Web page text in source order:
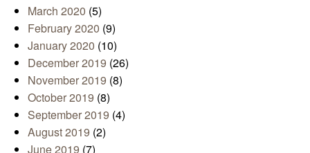
March 2020 (5)
February 2020 (9)
January 2020 (10)
December 2019 (26)
November 2019 (8)
October 2019 (8)
September 2019 (4)
August 2019 (2)
June 2019 (7)